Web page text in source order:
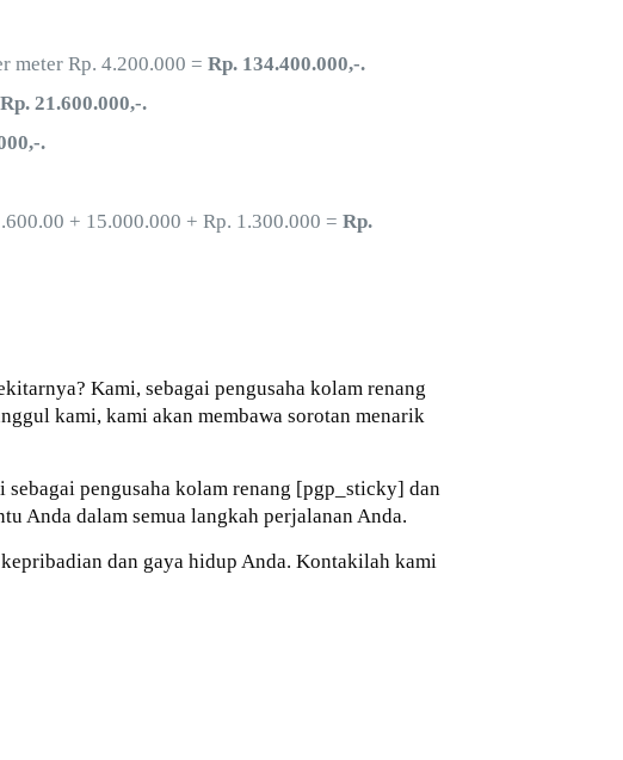
meter Rp. 4.200.000 =Rp. 134.400.000,-.
Rp. 21.600.000,-.
.
+ 15.000.000 + Rp. 1.300.000 =Rp.
Kami, sebagai pengusaha kolam renang
kami, kami akan membawa sorotan menarik
pengusaha kolam renang [pgp_sticky] dan
Anda dalam semua langkah perjalanan Anda.
dan gaya hidup Anda. Kontakilah kami